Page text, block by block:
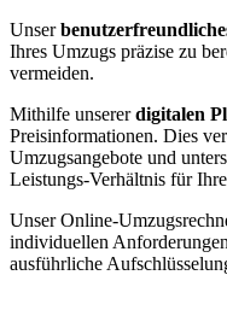
Unser
Ihres Umzugs präzise zu
vermeiden.
Mithilfe unsererdigitalen
Preisinformationen. Dies
Umzugsangebote und
Leistungs-Verhältnis für
Unser Online-
individuellen
ausführliche